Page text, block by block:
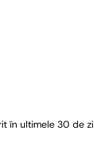
în ultimele 30 de